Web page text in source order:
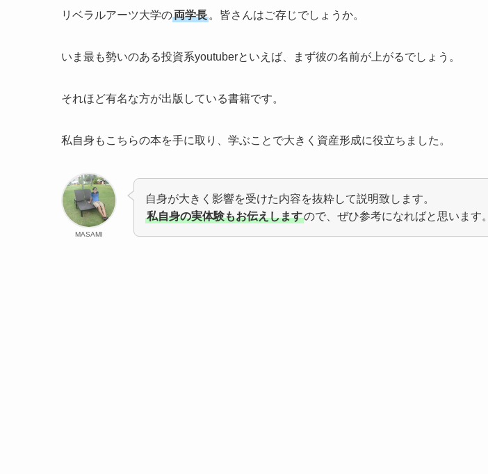
リベラルアーツ大学の両学長 。皆さんはご存じでしょうか。
いま最も勢いのある投資系youtuberといえば、まず彼の名前が上がるでしょう。
それほど有名な方が出版している書籍です。
私自身もこちらの本を手に取り、学ぶことで大きく資産形成に役立ちました。
MASAMI
自身が大きく影響を受けた内容を抜粋して説明致します。
私自身の実体験もお伝えしますので、ぜひ参考になればと思います。